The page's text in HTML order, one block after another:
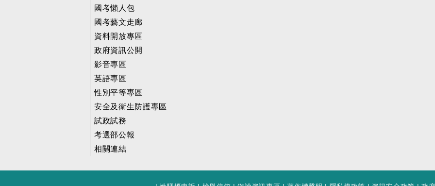
國考懶人包
國考藝文走廊
資料開放專區
政府資訊公開
影音專區
英語專區
性別平等專區
安全及衛生防護專區
試政試務
考選部公報
相關連結